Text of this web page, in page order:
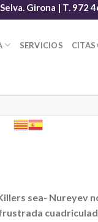
Girona | T. 972
SERVICIOS CITAS
sea-